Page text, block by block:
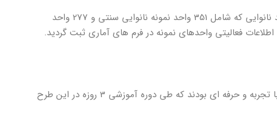
در این آمارگیری که به شکل نمونه ای اجرا شد به 628 واحد نانوایی که شامل 351 واحد نمونه نانوایی سنتی و 277 واحد
تعداد نیروی بکار گرفته شده در این طرح 5 نفر از نیروهای با تجربه و حرفه ای بودند که طی دوره آموزشی 3 روزه در این طرح